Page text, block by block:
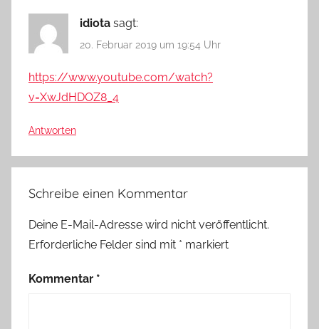
idiota sagt:
20. Februar 2019 um 19:54 Uhr
https://www.youtube.com/watch?
v=XwJdHDOZ8_4
Antworten
Schreibe einen Kommentar
Deine E-Mail-Adresse wird nicht veröffentlicht.
Erforderliche Felder sind mit * markiert
Kommentar *